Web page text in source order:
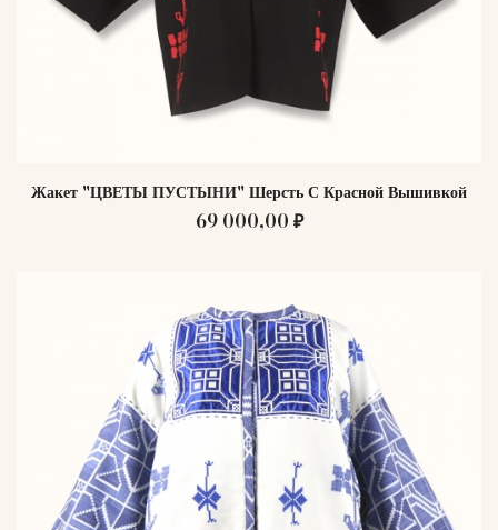
Жакет "ЦВЕТЫ ПУСТЫНИ" Шерсть С Красной Вышивкой
69 000,00 ₽